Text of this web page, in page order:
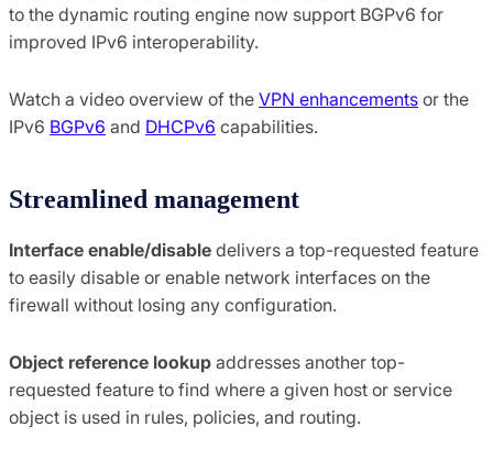
to the dynamic routing engine now support BGPv6 for
improved IPv6 interoperability.
Watch a video overview of the VPN enhancements or the
IPv6 BGPv6 and DHCPv6 capabilities.
Streamlined management
Interface enable/disable delivers a top-requested feature
to easily disable or enable network interfaces on the
firewall without losing any configuration.
Object reference lookup addresses another top-
requested feature to find where a given host or service
object is used in rules, policies, and routing.